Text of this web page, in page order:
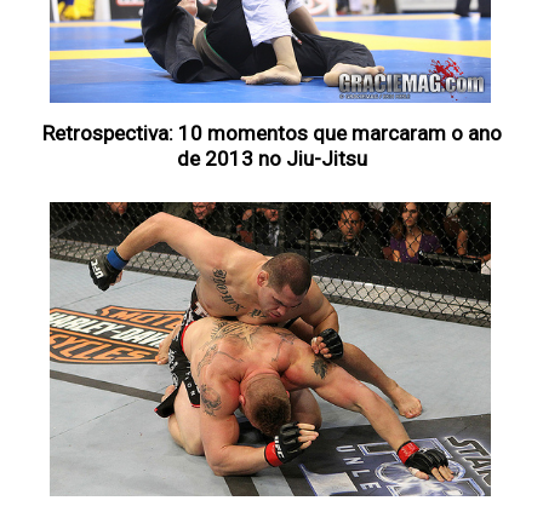
Retrospectiva: 10 momentos que marcaram o ano
de 2013 no Jiu-Jitsu